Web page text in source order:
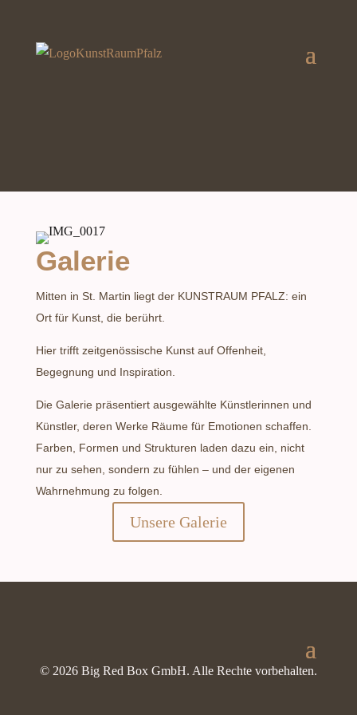
Galerie
Mitten in St. Martin liegt der KUNSTRAUM PFALZ: ein
Ort für Kunst, die berührt.
Hier trifft zeitgenössische Kunst auf Offenheit,
Begegnung und Inspiration.
Die Galerie präsentiert ausgewählte Künstlerinnen und
Künstler, deren Werke Räume für Emotionen schaffen.
Farben, Formen und Strukturen laden dazu ein, nicht
nur zu sehen, sondern zu fühlen – und der eigenen
Wahrnehmung zu folgen.
Unsere Galerie
© 2026 Big Red Box GmbH. Alle Rechte vorbehalten.